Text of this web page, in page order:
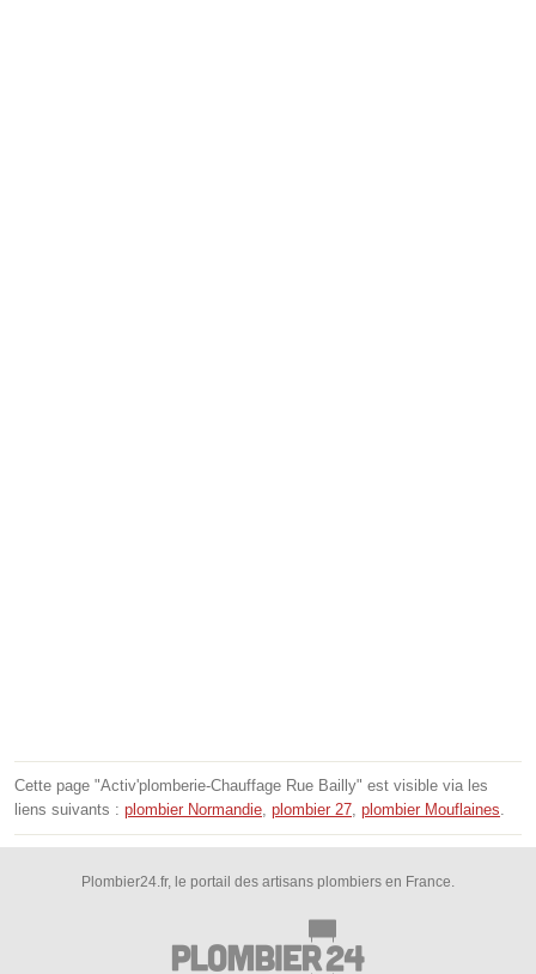
Cette page "Activ'plomberie-Chauffage Rue Bailly" est visible via les
liens suivants : plombier Normandie plombier 27 plombier Mouflaines
Plombier24.fr, le portail des artisans plombiers en France.